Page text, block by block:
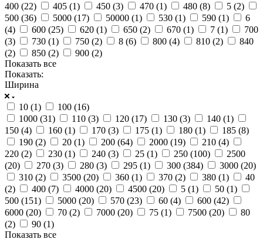
400 (22) 405 (1) 450 (3) 470 (1) 480 (8) 5 (2)
500 (36) 5000 (17) 50000 (1) 530 (1) 590 (1)
6
(4) 600 (25) 620 (1) 650 (2) 670 (1) 7 (1)
700
(3) 730 (1) 750 (2) 8 (6) 800 (4) 810 (2)
840
(2) 850 (2) 900 (2)
Показать все
Показать:
Ширина
10 (1) 100 (16)
1000 (31) 110 (3) 120 (17) 130 (3) 140 (1)
150 (4) 160 (1) 170 (3) 175 (1) 180 (1) 185 (8)
190 (2) 20 (1) 200 (64) 2000 (19) 210 (4)
220 (2) 230 (1) 240 (3) 25 (1) 250 (100)
2500
(20) 270 (3) 280 (3) 295 (1) 300 (384) 3000 (20)
310 (2) 3500 (20) 360 (1) 370 (2) 380 (1)
40
(2) 400 (7) 4000 (20) 4500 (20) 5 (1) 50 (1)
500 (151) 5000 (20) 570 (23) 60 (4) 600 (42)
6000 (20) 70 (2) 7000 (20) 75 (1) 7500 (20)
80
(2) 90 (1)
Показать все